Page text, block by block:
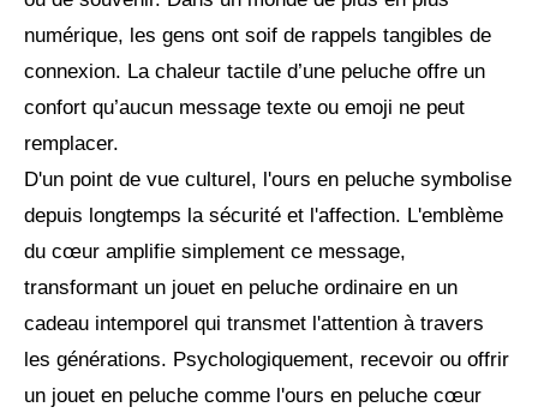
numérique, les gens ont soif de rappels tangibles de
connexion. La chaleur tactile d’une peluche offre un
confort qu’aucun message texte ou emoji ne peut
remplacer.
D'un point de vue culturel, l'ours en peluche symbolise
depuis longtemps la sécurité et l'affection. L'emblème
du cœur amplifie simplement ce message,
transformant un jouet en peluche ordinaire en un
cadeau intemporel qui transmet l'attention à travers
les générations. Psychologiquement, recevoir ou offrir
un jouet en peluche comme l'ours en peluche cœur